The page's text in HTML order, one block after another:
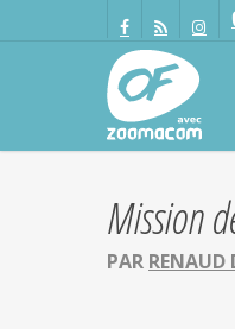
Panneau de gestion des
facebook
RSS
Mission
PAR RENAUD